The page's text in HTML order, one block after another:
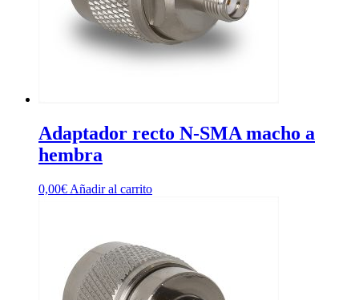
Adaptador recto N-SMA macho a
hembra
0,00€ Añadir al carrito